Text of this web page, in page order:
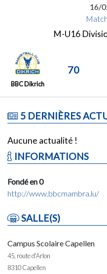
16/
M-U16
BBC Dikrich
70
5 DERNIÈRES
Aucune actualité !
INFORMATIONS
Fondé en 0
http://www.bbcmambra.lu/
SALLE(S)
Campus Scolaire Capellen
45, route d'Arlon
8310 Capellen